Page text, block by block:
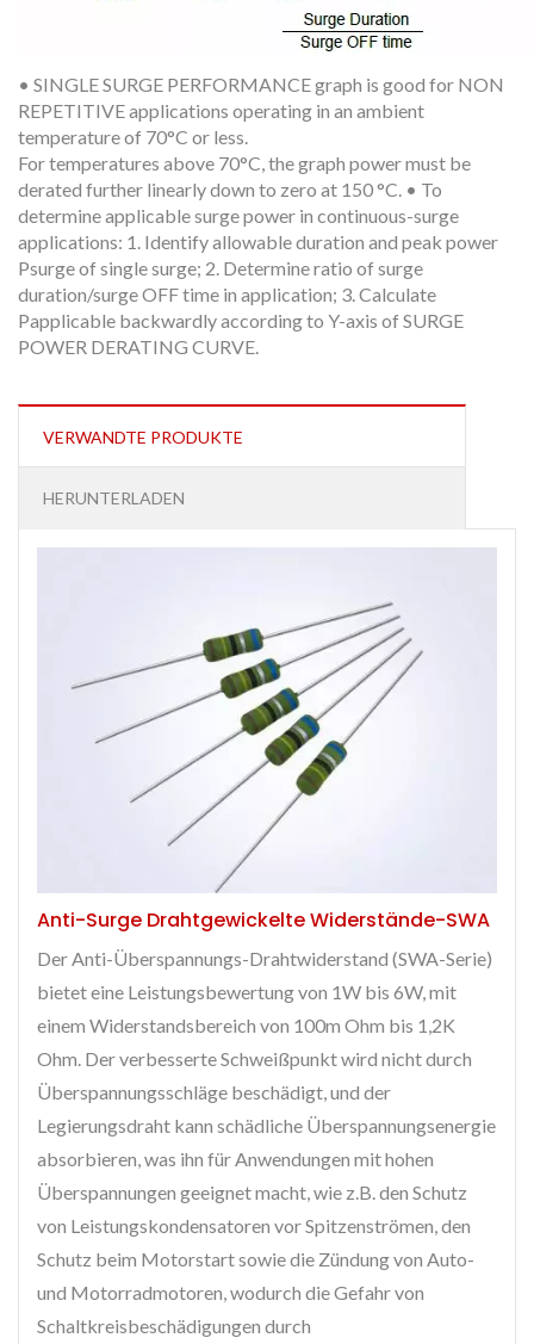
• SINGLE SURGE PERFORMANCE graph is good for NON
REPETITIVE applications operating in an ambient
temperature of 70°C or less.
For temperatures above 70°C, the graph power must be
derated further linearly down to zero at 150 °C. • To
determine applicable surge power in continuous-surge
applications: 1. Identify allowable duration and peak power
Psurge of single surge; 2. Determine ratio of surge
duration/surge OFF time in application; 3. Calculate
Papplicable backwardly according to Y-axis of SURGE
POWER DERATING CURVE.
VERWANDTE PRODUKTE
HERUNTERLADEN
Anti-Surge Drahtgewickelte Widerstände-SWA
Der Anti-Überspannungs-Drahtwiderstand (SWA-Serie)
bietet eine Leistungsbewertung von 1W bis 6W, mit
einem Widerstandsbereich von 100m Ohm bis 1,2K
Ohm. Der verbesserte Schweißpunkt wird nicht durch
Überspannungsschläge beschädigt, und der
Legierungsdraht kann schädliche Überspannungsenergie
absorbieren, was ihn für Anwendungen mit hohen
Überspannungen geeignet macht, wie z.B. den Schutz
von Leistungskondensatoren vor Spitzenströmen, den
Schutz beim Motorstart sowie die Zündung von Auto-
und Motorradmotoren, wodurch die Gefahr von
Schaltkreisbeschädigungen durch